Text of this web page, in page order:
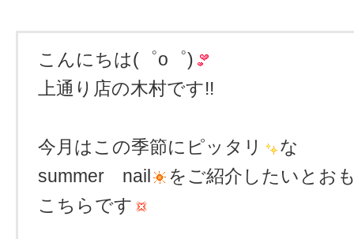
こんにちは(゜o゜)
上通り店の木村です!!
今月はこの季節にピッタリ
な
summer nail
をご紹介したいとお
こちらです